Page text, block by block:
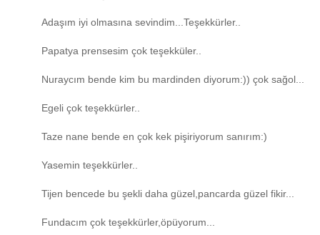
Adaşım iyi olmasına sevindim...Teşekkürler..
Papatya prensesim çok teşekküler..
Nuraycım bende kim bu mardinden diyorum:)) çok sağol...
Egeli çok teşekkürler..
Taze nane bende en çok kek pişiriyorum sanırım:)
Yasemin teşekkürler..
Tijen bencede bu şekli daha güzel,pancarda güzel fikir...
Fundacım çok teşekkürler,öpüyorum...